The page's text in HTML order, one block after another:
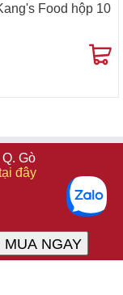
Food hộp 10
MUA NGAY
Gò
đây